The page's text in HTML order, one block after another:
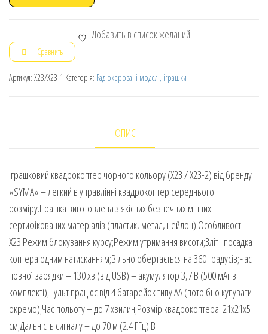
Добавить в список желаний
Сравнить
Артикул: X23/X23-1 Категорія: Радіокеровані моделі, іграшки
ОПИС
Іграшковий квадрокоптер чорного кольору (X23 / X23-2) від бренду
«SYMA» – легкий в управлінні квадрокоптер середнього
розміру.Іграшка виготовлена з якісних безпечних міцних
сертифікованих матеріалів (пластик, метал, нейлон).Особливості
X23:Режим блокування курсу;Режим утримання висоти;Зліт і посадка
коптера одним натисканням;Вільно обертається на 360 градусів;Час
повної зарядки – 130 хв (від USB) – акумулятор 3,7 В (500 мАг в
комплекті);Пульт працює від 4 батарейок типу АА (потрібно купувати
окремо);Час польоту – до 7 хвилин;Розмір квадрокоптера: 21х21х5
см;Дальність сигналу – до 70 м (2.4 ГГц).В